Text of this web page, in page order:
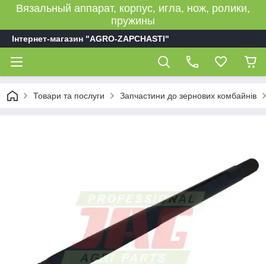
Вязальный аппарат, корпус, игла, нож, ролики,
пружины
Інтернет-магазин "AGRO-ZAPCHASTI"
Товари та послуги Запчастини до зернових комбайнів